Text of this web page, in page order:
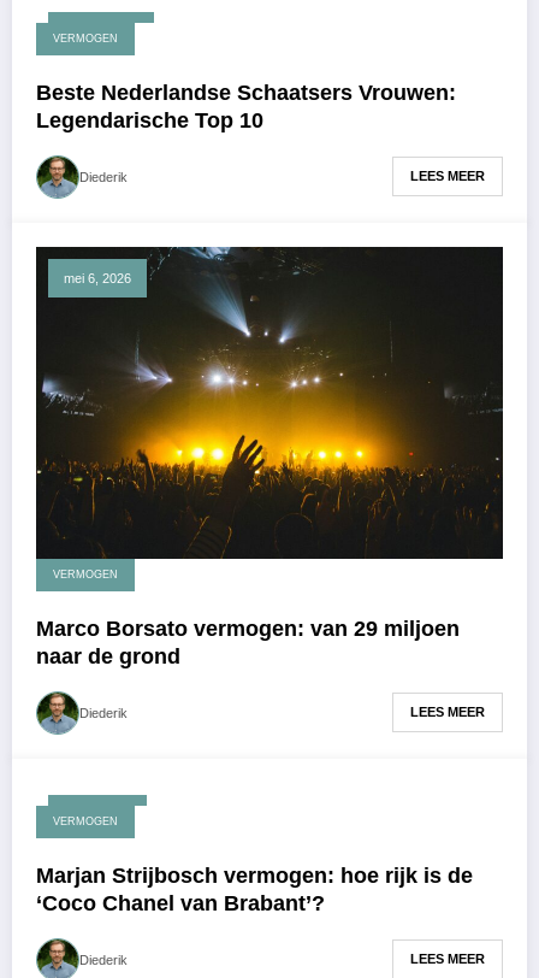
mei 25, 2026
VERMOGEN
Beste Nederlandse Schaatsers Vrouwen:
Legendarische Top 10
Diederik LEES MEER
mei 6, 2026
VERMOGEN
Marco Borsato vermogen: van 29 miljoen
naar de grond
Diederik LEES MEER
mei 1, 2026
VERMOGEN
Marjan Strijbosch vermogen: hoe rijk is de
‘Coco Chanel van Brabant’?
Diederik LEES MEER